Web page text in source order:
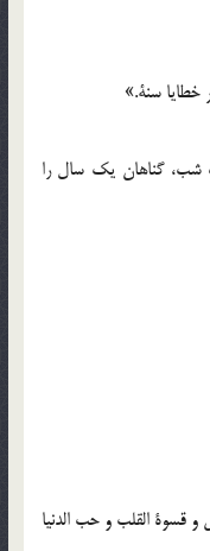
سنة.»
گناهان یک سال را
و قسوة القلب و حب الدنیا